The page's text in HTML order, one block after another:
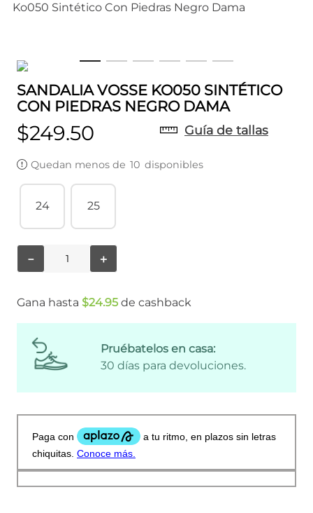
Ko050 Sintético Con Piedras Negro Dama
SANDALIA VOSSE KO050 SINTÉTICO
CON PIEDRAS NEGRO DAMA
$249.50 Guía de tallas
Quedan menos de 10 disponibles
24 25
＋
－
Gana hasta $24.95 de cashback
Pruébatelos en casa:
30 días para devoluciones.